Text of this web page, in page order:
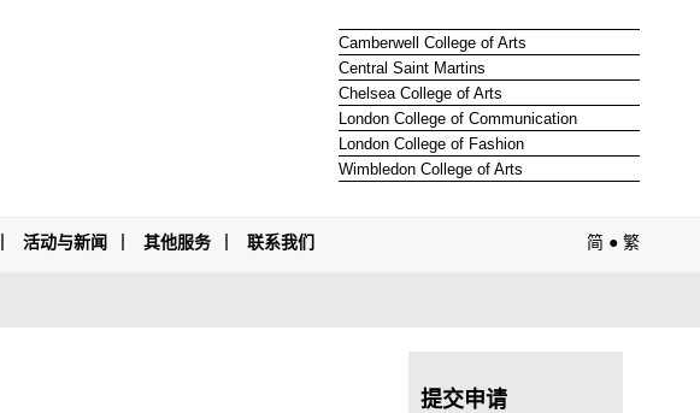
Camberwell College of Arts
Central Saint Martins
Chelsea College of Arts
London College of Communication
London College of Fashion
Wimbledon College of Arts
活动与新闻 其他服务 联系我们 简 ● 繁
提交申请